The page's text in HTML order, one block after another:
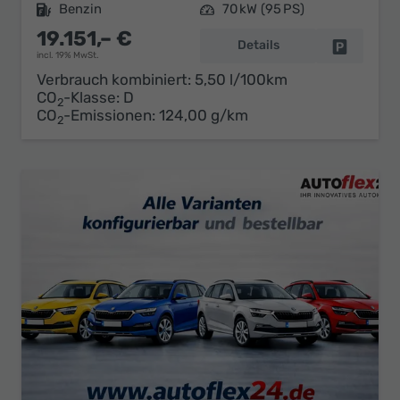
Kraftstoff Benzin Leistung 70 kW (95 PS)
19.151,– €
incl. 19% MwSt.
Details
Verbrauch kombiniert: 5,50 l/100km
CO2-Klasse: D
CO2-Emissionen: 124,00 g/km